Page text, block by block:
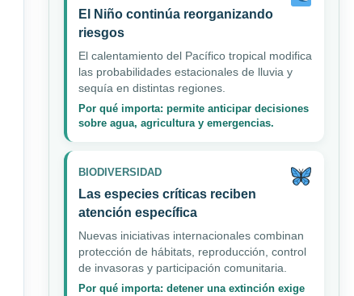
El Niño continúa reorganizando
riesgos
El calentamiento del Pacífico tropical modifica
las probabilidades estacionales de lluvia y
sequía en distintas regiones.
Por qué importa: permite anticipar decisiones
sobre agua, agricultura y emergencias.
BIODIVERSIDAD
Las especies críticas reciben
atención específica
Nuevas iniciativas internacionales combinan
protección de hábitats, reproducción, control
de invasoras y participación comunitaria.
Por qué importa: detener una extinción exige